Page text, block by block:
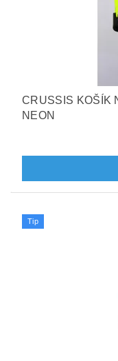
CRUSSIS KOŠÍK
NEON
Tip